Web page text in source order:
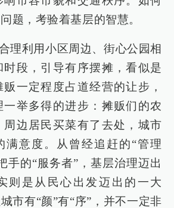
题，考验着基层的智慧。
理利用小区周边、街心公园相
时段，引导有序摆摊，看似是
一定程度占道经营的让步，
一举多得的进步：摊贩们的农
周边居民买菜有了去处，城市
满意度。从曾经追赶的“管理
手的“服务者”，基层治理迈出
则是从民心出发迈出的一大
市有“颜”有“序”，并不一定非